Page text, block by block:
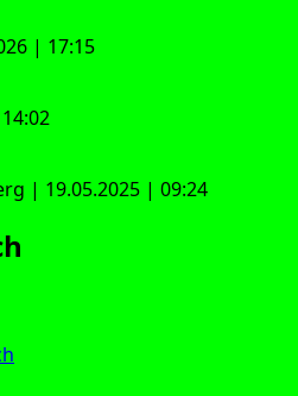
| 17:15
| 19.05.2025 | 09:24